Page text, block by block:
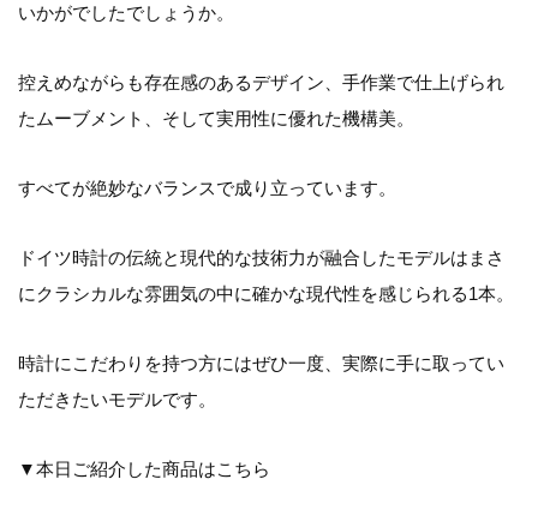
いかがでしたでしょうか。
控えめながらも存在感のあるデザイン、手作業で仕上げられ
たムーブメント、そして実用性に優れた機構美。
すべてが絶妙なバランスで成り立っています。
ドイツ時計の伝統と現代的な技術力が融合したモデルはまさ
にクラシカルな雰囲気の中に確かな現代性を感じられる1本。
時計にこだわりを持つ方にはぜひ一度、実際に手に取ってい
ただきたいモデルです。
▼本日ご紹介した商品はこちら